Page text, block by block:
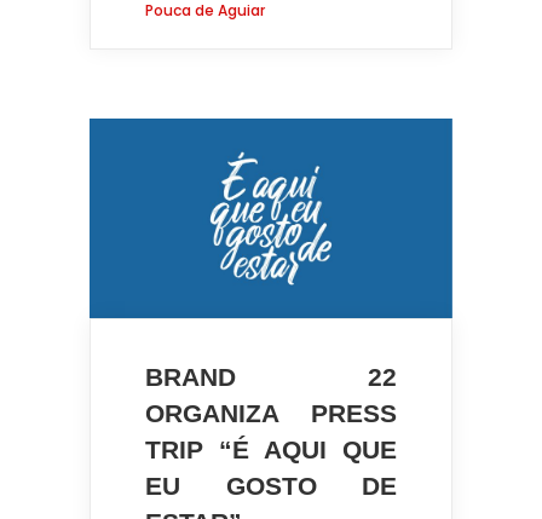
Pouca de Aguiar
BRAND 22
ORGANIZA PRESS
TRIP “É AQUI QUE
EU GOSTO DE